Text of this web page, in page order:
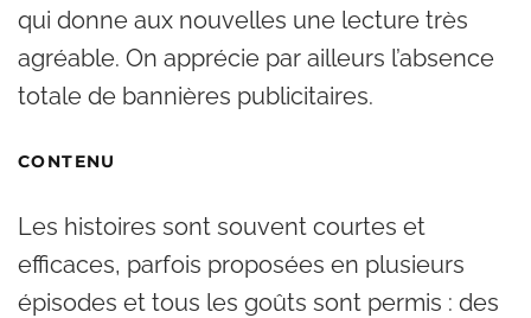
qui donne aux nouvelles une lecture très
agréable. On apprécie par ailleurs l’absence
totale de bannières publicitaires.
CONTENU
Les histoires sont souvent courtes et
efficaces, parfois proposées en plusieurs
épisodes et tous les goûts sont permis : des